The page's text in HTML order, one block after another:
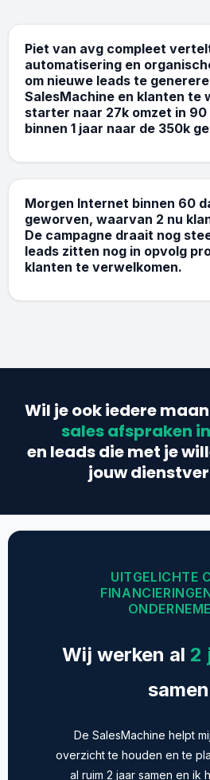
Consultancy B2B
Piet van avg compleet
automatisering en
om nieuwe leads te
SalesMachine en klanten te
starter naar 27k omzet in 90
binnen 1 jaar naar de 350k
Consultancy B2B
4 K
Morgen Internet binnen 60
geworven, waarvan 2 nu
De campagne draait nog
leads zitten nog in opvolg
klanten te verwelkomen.
Wil je ook iedere
sales afspraken
en leads die met je
jouw
UITGELICHTE
Wij werken al 2
samen
De SalesMachine helpt
overzicht te houden en te
al ruim 2 jaar samen en ik